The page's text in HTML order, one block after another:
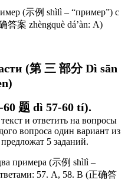
(示例 shìlì – “пример”) с
答案 zhèngquè dá’àn: А)
(第 三 部分 Dì sān
60 题 dì 57-60 tí).
и ответить на вопросы
вопроса один вариант из
5 заданий.
примера (示例 shìlì –
57. A, 58. B (正确答